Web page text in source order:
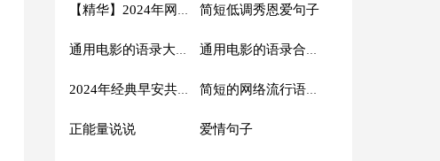
【精华】2024年网络流行的语录摘录32句 简短低调秀恩爱句子
通用电影的语录大汇总88条 通用电影的语录合集70条
2024年经典早安共勉句子短信汇总41句 简短的网络流行语录摘录50句
正能量说说 爱情句子